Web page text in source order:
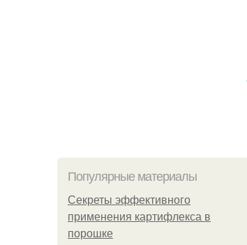
Популярные материалы
Секреты эффективного
применения картифлекса в
порошке